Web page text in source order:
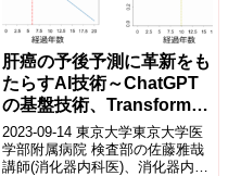
肝癌の予後予測に革新をも
たらすAI技術～ChatGPT
の基盤技術、Transformer
で精度が向上～
2023-09-14 東京大学東京大学医
学部附属病院 検査部の佐藤雅哉
講師(消化器内科医)、消化器内科